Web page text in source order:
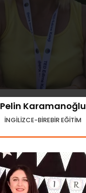
Pelin Karamanoğlu
İNGİLİZCE-BİREBİR EĞİTİM